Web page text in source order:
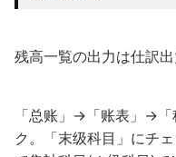
残高一覧の出力は仕訳
「总账」→「账表」→
ク。「末级科目」にチ